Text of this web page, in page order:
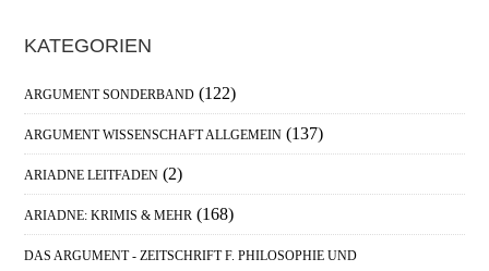
Haupt-
Sidebar
KATEGORIEN
ARGUMENT SONDERBAND (122)
ARGUMENT WISSENSCHAFT ALLGEMEIN (137)
ARIADNE LEITFADEN (2)
ARIADNE: KRIMIS & MEHR (168)
DAS ARGUMENT - ZEITSCHRIFT F. PHILOSOPHIE UND